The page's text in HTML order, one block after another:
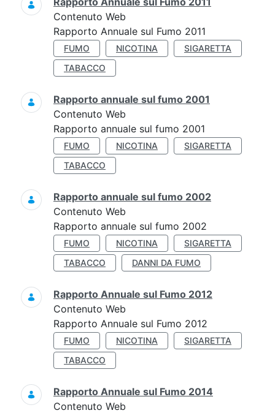
Contenuto Web
Rapporto Annuale sul Fumo 2011
FUMO NICOTINA
SIGARETTA
TABACCO
Rapporto annuale sul fumo 2001
Contenuto Web
Rapporto annuale sul fumo 2001
FUMO NICOTINA
SIGARETTA
TABACCO
Rapporto annuale sul fumo 2002
Contenuto Web
Rapporto annuale sul fumo 2002
FUMO NICOTINA
SIGARETTA
TABACCO
DANNI DA FUMO
Rapporto Annuale sul Fumo 2012
Contenuto Web
Rapporto Annuale sul Fumo 2012
FUMO NICOTINA
SIGARETTA
TABACCO
Rapporto Annuale sul Fumo 2014
Contenuto Web